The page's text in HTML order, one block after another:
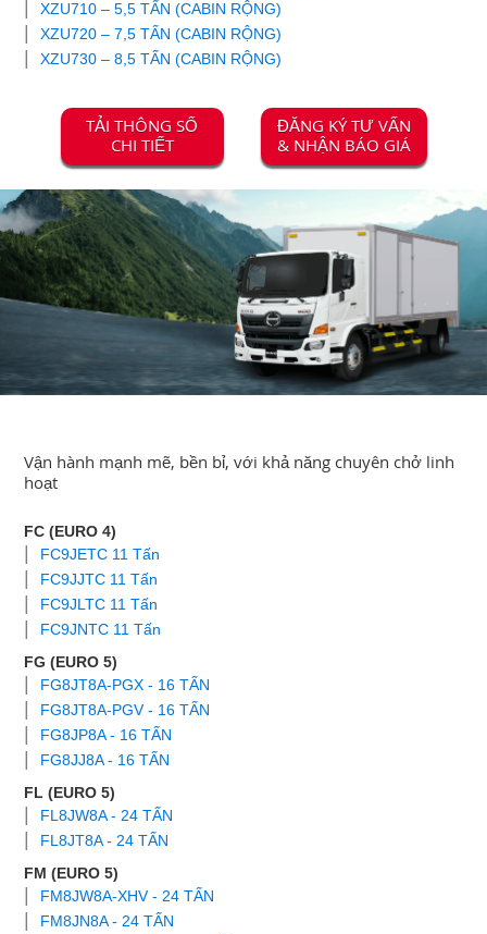
TUYỂN DỤNG
XZU710 – 5,5 TẤN (CABIN RỘNG)
XZU720 – 7,5 TẤN (CABIN RỘNG)
XZU730 – 8,5 TẤN (CABIN RỘNG)
TẢI THÔNG SỐ
CHI TIẾT
ĐĂNG KÝ TƯ VẤN
& NHẬN BÁO GIÁ
Vận hành mạnh mẽ, bền bỉ, với khả năng chuyên chở linh
hoạt
FC (EURO 4)
FC9JETC 11 Tấn
FC9JJTC 11 Tấn
FC9JLTC 11 Tấn
FC9JNTC 11 Tấn
FG (EURO 5)
FG8JT8A-PGX - 16 TẤN
FG8JT8A-PGV - 16 TẤN
FG8JP8A - 16 TẤN
FG8JJ8A - 16 TẤN
FL (EURO 5)
FL8JW8A - 24 TẤN
FL8JT8A - 24 TẤN
FM (EURO 5)
FM8JW8A-XHV - 24 TẤN
FM8JN8A - 24 TẤN